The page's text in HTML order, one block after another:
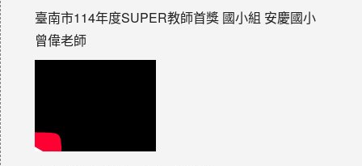
臺南市114年度SUPER教師首獎 國小組 安慶國小
曾偉老師